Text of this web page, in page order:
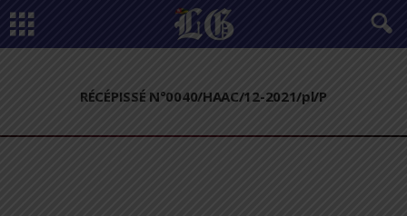
RÉCÉPISSÉ N°0040/HAAC/12-2021/pl/P